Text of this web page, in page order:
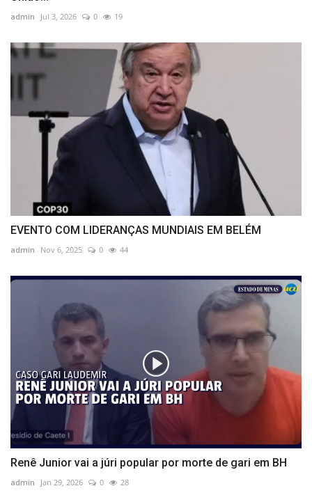
admin Jul 3, 2026 0 19
EVENTO COM LIDERANÇAS MUNDIAIS EM BELÉM
admin Nov 6, 2025 0 44
Renê Junior vai a júri popular por morte de gari em BH
admin Jan 29, 2026 0 28